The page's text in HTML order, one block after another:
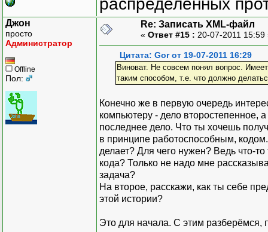
распределенных
Джон
просто
Администратор
Offline
Пол:
Re: Записать XML-файл
« Ответ #15 : 20-07-2011
Цитата: Gor от 19-07-2011 16:29
Виноват. Не совсем понял вопрос.
таким способом, т.е. что должно
Конечно же в первую очередь
компьютеру - дело второстепенное,
последнее дело. Что ты хочешь
в принципе работоспособным,
делает? Для чего нужен? Ведь что-
кода? Только не надо мне
задача?
На второе, расскажи, как ты себе
этой истории?
Это для начала. С этим разберёмся,